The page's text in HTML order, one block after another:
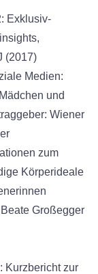
Exklusiv-
(2017)
Medien:
und
Wiener
zum
Körperideale
Großegger
Kurzbericht zur